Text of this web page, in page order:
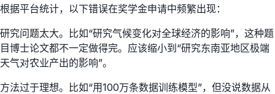
根据平台统计，以下错误在奖学金申请中频繁出现：
研究问题太大。比如“研究气候变化对全球经济的影响”，这种题
目博士论文都不一定做得完。应该缩小到“研究东南亚地区极端
天气对农业产出的影响”。
方法过于理想。比如“用100万条数据训练模型”，但没说数据从